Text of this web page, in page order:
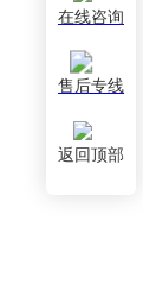
在线咨询
售后专线
返回顶部